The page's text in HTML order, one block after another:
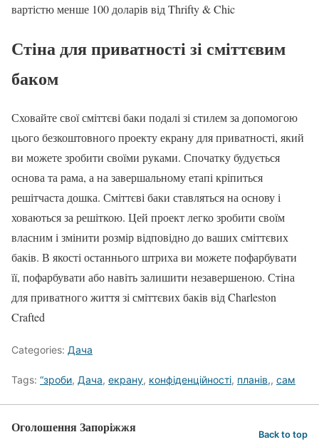
вартістю менше 100 доларів від Thrifty & Chic
Стіна для приватності зі сміттєвим
баком
Сховайте свої сміттєві баки подалі зі стилем за допомогою
цього безкоштовного проекту екрану для приватності, який
ви можете зробити своїми руками. Спочатку будується
основа та рама, а на завершальному етапі кріпиться
решітчаста дошка. Сміттєві баки ставляться на основу і
ховаються за решіткою. Цей проект легко зробити своїм
власним і змінити розмір відповідно до ваших сміттєвих
баків. В якості останнього штриха ви можете пофарбувати
її, пофарбувати або навіть залишити незавершеною. Стіна
для приватного життя зі сміттєвих баків від Charleston
Crafted
Categories: Дача
Tags: “зроби, Дача, екрану, конфіденційності, планів,, сам
Оголошення Запоріжжя Back to top